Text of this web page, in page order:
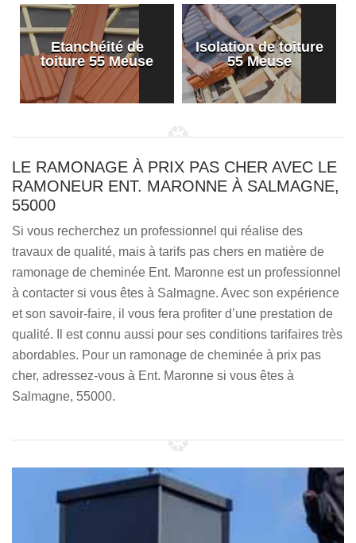
Etanchéité de
toiture 55 Meuse
Isolation de toiture
55 Meuse
LE RAMONAGE À PRIX PAS CHER AVEC LE
RAMONEUR ENT. MARONNE À SALMAGNE,
55000
Si vous recherchez un professionnel qui réalise des
travaux de qualité, mais à tarifs pas chers en matière de
ramonage de cheminée Ent. Maronne est un professionnel
à contacter si vous êtes à Salmagne. Avec son expérience
et son savoir-faire, il vous fera profiter d’une prestation de
qualité. Il est connu aussi pour ses conditions tarifaires très
abordables. Pour un ramonage de cheminée à prix pas
cher, adressez-vous à Ent. Maronne si vous êtes à
Salmagne, 55000.